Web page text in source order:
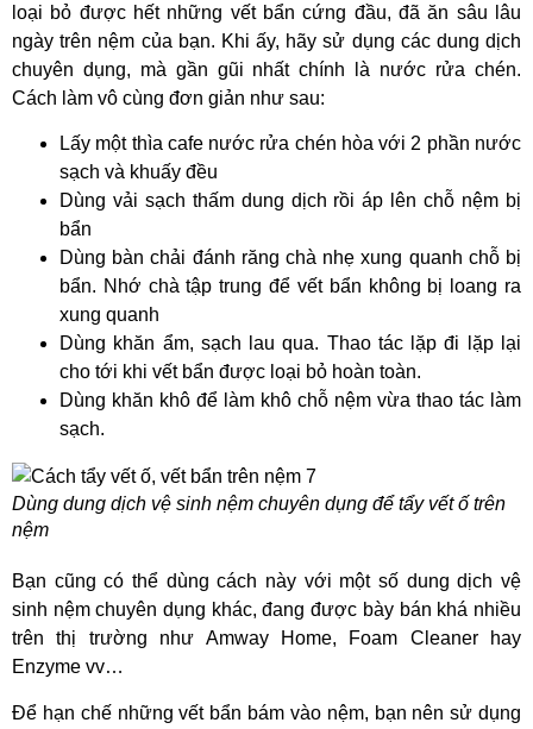
loại bỏ được hết những vết bẩn cứng đầu, đã ăn sâu lâu
ngày trên nệm của bạn. Khi ấy, hãy sử dụng các dung dịch
chuyên dụng, mà gần gũi nhất chính là nước rửa chén.
Cách làm vô cùng đơn giản như sau:
Lấy một thìa cafe nước rửa chén hòa với 2 phần nước
sạch và khuấy đều
Dùng vải sạch thấm dung dịch rồi áp lên chỗ nệm bị
bẩn
Dùng bàn chải đánh răng chà nhẹ xung quanh chỗ bị
bẩn. Nhớ chà tập trung để vết bẩn không bị loang ra
xung quanh
Dùng khăn ẩm, sạch lau qua. Thao tác lặp đi lặp lại
cho tới khi vết bẩn được loại bỏ hoàn toàn.
Dùng khăn khô để làm khô chỗ nệm vừa thao tác làm
sạch.
Dùng dung dịch vệ sinh nệm chuyên dụng để tẩy vết ố trên
nệm
Bạn cũng có thể dùng cách này với một số dung dịch vệ
sinh nệm chuyên dụng khác, đang được bày bán khá nhiều
trên thị trường như Amway Home, Foam Cleaner hay
Enzyme vv…
Để hạn chế những vết bẩn bám vào nệm, bạn nên sử dụng